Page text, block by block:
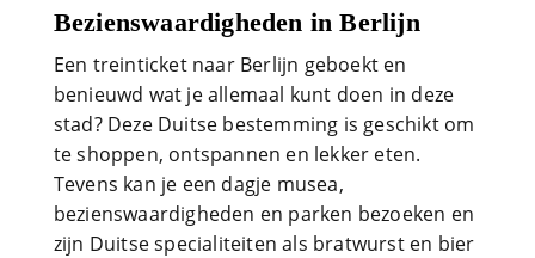
Bezienswaardigheden in Berlijn
Een treinticket naar Berlijn geboekt en
benieuwd wat je allemaal kunt doen in deze
stad? Deze Duitse bestemming is geschikt om
te shoppen, ontspannen en lekker eten.
Tevens kan je een dagje musea,
bezienswaardigheden en parken bezoeken en
zijn Duitse specialiteiten als bratwurst en bier